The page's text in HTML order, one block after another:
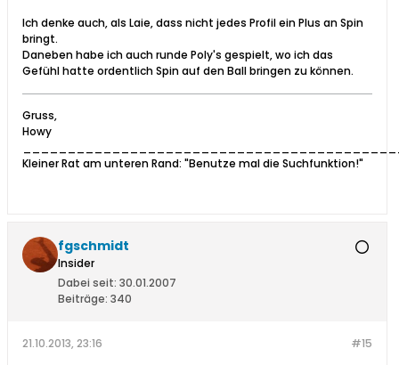
Ich denke auch, als Laie, dass nicht jedes Profil ein Plus an Spin
bringt.
Daneben habe ich auch runde Poly's gespielt, wo ich das
Gefühl hatte ordentlich Spin auf den Ball bringen zu können.
Gruss,
Howy
Kleiner Rat am unteren Rand: "Benutze mal die Suchfunktion!"
fgschmidt
Insider
Dabei seit: 30.01.2007
Beiträge: 340
#15
21.10.2013, 23:16